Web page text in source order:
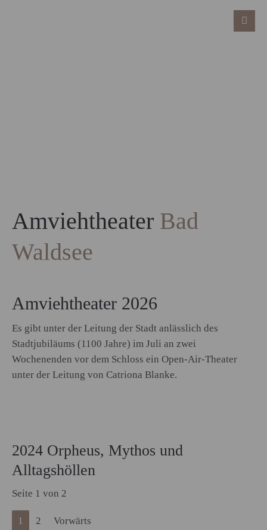
Amviehtheater Bad
Waldsee
Amviehtheater 2026
Es gibt unter der Leitung der Stadt anlässlich des
Stadtjubiläums (1100 Jahre) im Juli an zwei
Wochenenden vor dem Schloss ein Open-Air-Theater
unter der Leitung von Catriona Blanke.
2024 Orpheus, Mythos und
Alltagshöllen
Seite 1 von 2
1 2 Vorwärts